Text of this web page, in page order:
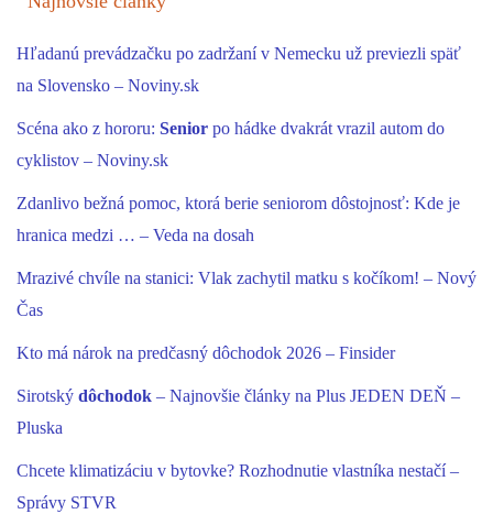
Hľadanú prevádzačku po zadržaní v Nemecku už previezli späť
na Slovensko – Noviny.sk
Scéna ako z hororu: Senior po hádke dvakrát vrazil autom do
cyklistov – Noviny.sk
Zdanlivo bežná pomoc, ktorá berie seniorom dôstojnosť: Kde je
hranica medzi … – Veda na dosah
Mrazivé chvíle na stanici: Vlak zachytil matku s kočíkom! – Nový
Čas
Kto má nárok na predčasný dôchodok 2026 – Finsider
Sirotský dôchodok – Najnovšie články na Plus JEDEN DEŇ –
Pluska
Chcete klimatizáciu v bytovke? Rozhodnutie vlastníka nestačí –
Správy STVR